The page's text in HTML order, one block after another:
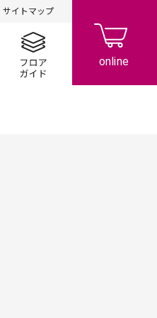
サイトマップ
サービスガイドフロアガイド